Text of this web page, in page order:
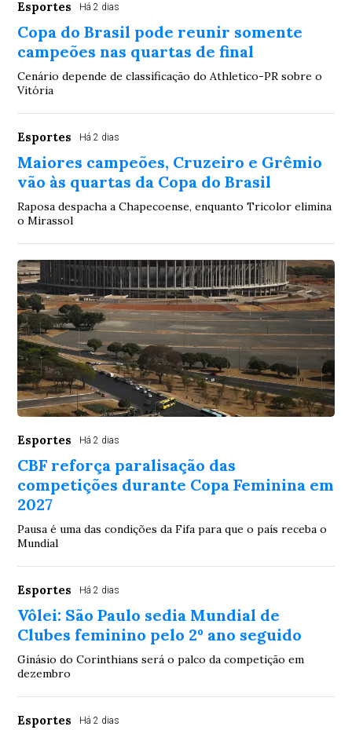
Esportes Há 2 dias
Copa do Brasil pode reunir somente
campeões nas quartas de final
Cenário depende de classificação do Athletico-PR sobre o
Vitória
Esportes Há 2 dias
Maiores campeões, Cruzeiro e Grêmio
vão às quartas da Copa do Brasil
Raposa despacha a Chapecoense, enquanto Tricolor elimina
o Mirassol
Esportes Há 2 dias
CBF reforça paralisação das
competições durante Copa Feminina em
2027
Pausa é uma das condições da Fifa para que o país receba o
Mundial
Esportes Há 2 dias
Vôlei: São Paulo sedia Mundial de
Clubes feminino pelo 2º ano seguido
Ginásio do Corinthians será o palco da competição em
dezembro
Esportes Há 2 dias